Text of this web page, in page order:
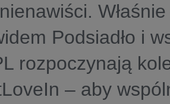
Podsiadło i
rozpoczynają
– aby